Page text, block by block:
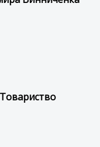
Товариство